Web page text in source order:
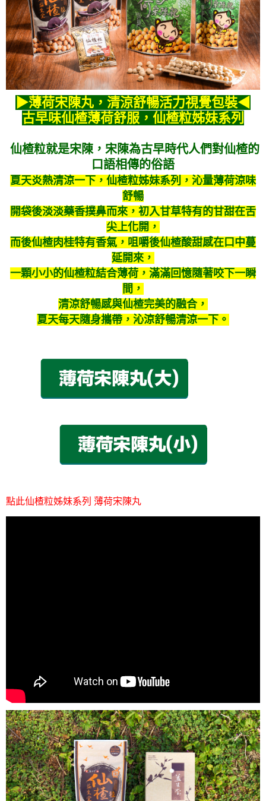
▶薄荷宋陳丸，清涼舒暢活力視覺包裝◀
古早味仙楂薄荷舒服，仙楂粒姊妹系列
仙楂粒就是宋陳，宋陳為古早時代人們對仙楂的
口語相傳的俗語
夏天炎熱清涼一下，仙楂粒姊妹系列，沁量薄荷涼味
舒暢
開袋後淡淡藥香撲鼻而來，初入甘草特有的甘甜在舌
尖上化開，
而後仙楂肉桂特有香氣，咀嚼後仙楂酸甜感在口中蔓
延開來，
一顆小小的仙楂粒結合薄荷，滿滿回憶隨著咬下一瞬
間，
清涼舒暢感與仙楂完美的融合，
夏天每天隨身攜帶，沁涼舒暢清涼一下。
點此仙楂粒姊妹系列 薄荷宋陳丸